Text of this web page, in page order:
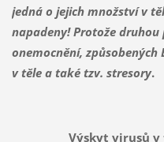
jedná o jejich množství v
napadeny! Protože druhou
onemocnění,
v těle a také tzv. stresory.
Výskyt virusů v